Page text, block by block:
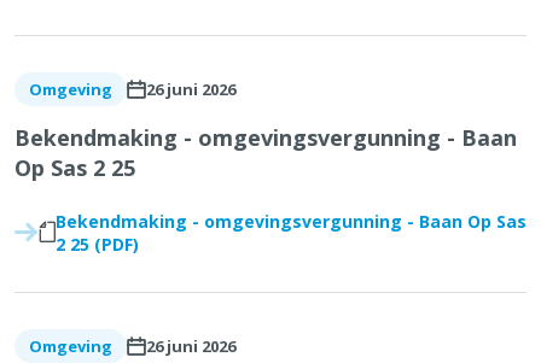
Omgeving 26 juni 2026
Bekendmaking - omgevingsvergunning - Baan
Op Sas 2 25
Bekendmaking - omgevingsvergunning - Baan Op Sas
2 25 (PDF)
Omgeving 26 juni 2026